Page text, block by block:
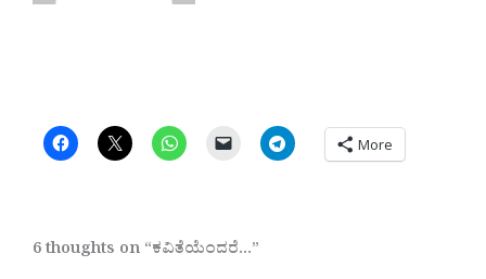
More
6 thoughts on “ಕವಿತೆಯೆಂದರೆ…”